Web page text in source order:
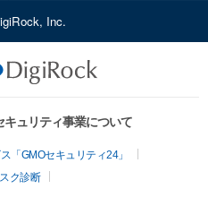
Inc.
ュリティ事業について
「GMOセキュリティ24」
ク診断